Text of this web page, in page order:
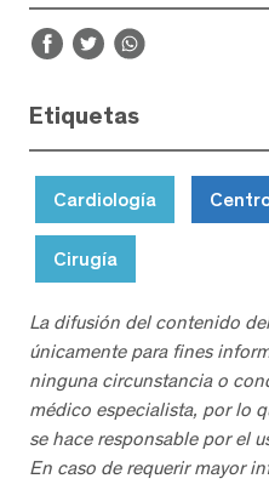
Etiquetas
Cardiología
Cirugía
La difusión del contenido
únicamente para fines
ninguna circunstancia o
médico especialista, por lo
se hace responsable por el
En caso de requerir mayor